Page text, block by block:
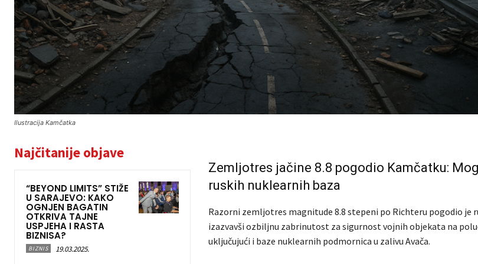
Ilustracija Kamčatka
Najčitanije objave
“BEYOND LIMITS” STIŽE
U SARAJEVO: KAKO
OGNJEN BAGATIN
OTKRIVA TAJNE
USPJEHA I RASTA
BIZNISA?
BIZNIS 19.03.2025.
Zemljotres jačine 8.8 pogodio Kamčatku:
ruskih nuklearnih baza
Razorni zemljotres magnitude 8.8 stepeni po Richteru pogodio je
izazvavši ozbiljnu zabrinutost za sigurnost vojnih objekata na
uključujući i baze nuklearnih podmornica u zalivu Avača.